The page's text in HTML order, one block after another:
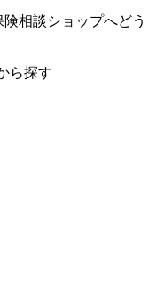
相談ショップへどう
ら探す